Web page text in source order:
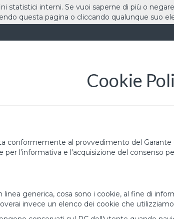
Cookie
conformemente al provvedimento del
l’informativa e l’acquisizione del consenso
linea generica, cosa sono i cookie, al fine di
invece un elenco dei cookie che
statistici interni. Se vuoi saperne di più o
questa pagina o cliccando qualunque suo